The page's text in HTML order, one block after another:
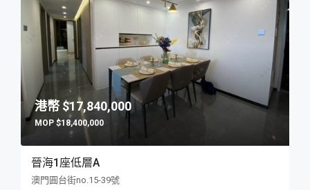
$17,840,000
$18,400,000
晉海1座低層A
澳門圓台街no.15-39號